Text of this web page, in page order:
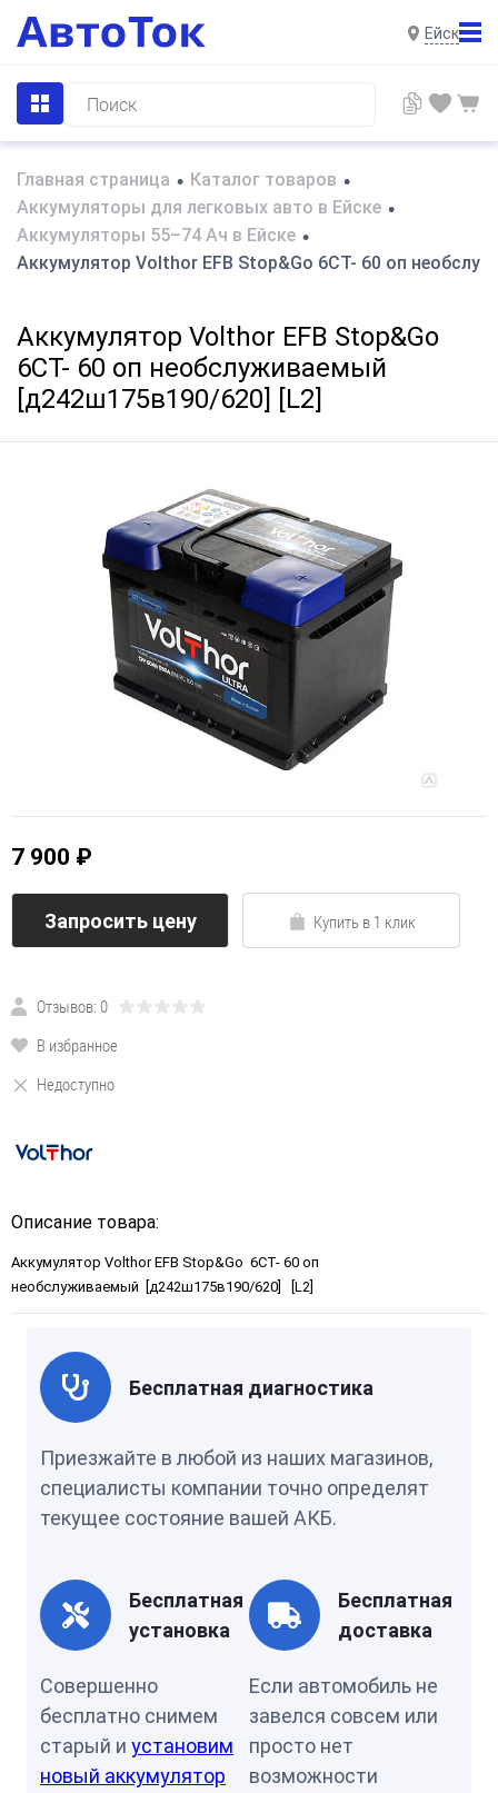
Ейск
Главная страница • Каталог товаров •
Аккумуляторы для легковых авто в Ейске •
Аккумуляторы 55–74 Ач в Ейске •
Аккумулятор Volthor EFB Stop&Go 6СТ- 60 оп
Аккумулятор Volthor EFB Stop&Go
6СТ- 60 оп необслуживаемый
[д242ш175в190/620] [L2]
7 900 ₽
Запросить цену Купить в 1 клик
Отзывов: 0
В избранное
Недоступно
Описание товара:
Аккумулятор Volthor EFB Stop&Go 6СТ- 60 оп
необслуживаемый [д242ш175в190/620] [L2]
Бесплатная диагностика
Приезжайте в любой из наших магазинов,
специалисты компании точно определят
текущее состояние вашей АКБ.
Бесплатная
установка
Совершенно
бесплатно снимем
старый и установим
новый аккумулятор
Бесплатная
доставка
Если автомобиль не
завелся совсем или
просто нет
возможности